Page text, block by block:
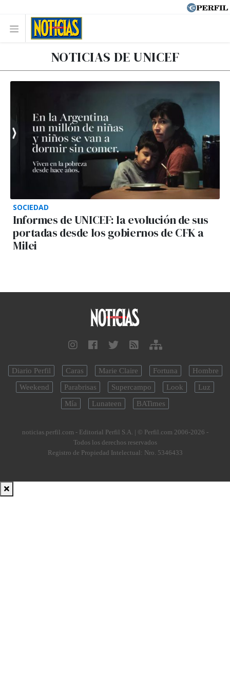
NOTICIAS DE UNICEF
SOCIEDAD
Informes de UNICEF: la evolución de sus
portadas desde los gobiernos de CFK a
Milei
Diario Perfil Caras Marie Claire Fortuna
Hombre
Weekend
Parabrisas Supercampo Look
Luz
Mía
Lunateen BATimes
noticias.perfil.com - Editorial Perfil S.A. | © Perfil.com 2006-2026 -
Todos los derechos reservados
Registro de Propiedad Intelectual: Nro. 5346433